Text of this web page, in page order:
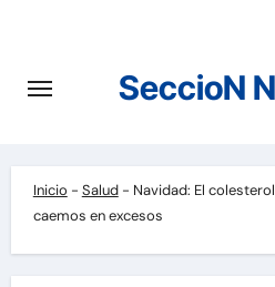
contenido
SeccioN
Inicio - Salud- Navidad: El
caemos en excesos